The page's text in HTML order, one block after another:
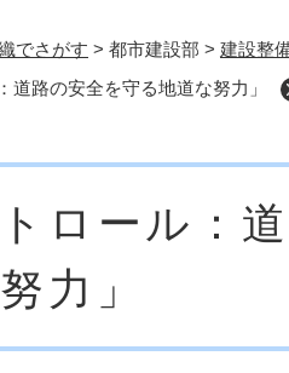
でさがす > 都市建設部 > 建設整
道路の安全を守る地道な努力」
トロール：
力」